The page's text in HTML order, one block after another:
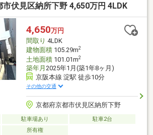
通学にも安心の距離♪・朱雀第三小学校ま
校まで徒歩１２分■本物件に関するお問い
までお気軽にどうぞ♪ フリーダイヤル⇒０
市伏見区納所下野 4,650万円 4LDK
4,650万円
間取り 4LDK
建物面積105.29m2
土地面積101.01m2
築年月 2025年1月(築1年8ヶ月)
京阪本線 淀駅 徒歩10分
その他の交通
京都府京都市伏見区納所下野
駐車場あり
駐車2台
所有権